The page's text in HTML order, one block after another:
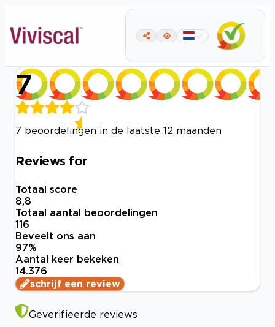
7
7 beoordelingen in de laatste 12 maanden
Reviews for
Totaal score
8,8
Totaal aantal beoordelingen
116
Beveelt ons aan
97%
Aantal keer bekeken
14.376
schrijf een review
Geverifieerde reviews